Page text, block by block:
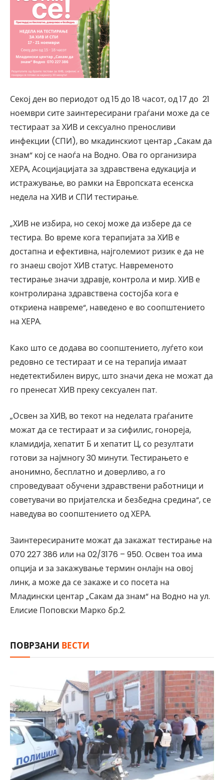
Секој ден во периодот од 15 до 18 часот, од 17 до 21
ноември сите заинтересирани граѓани може да се
тестираат за ХИВ и сексуално преносливи
инфекции (СПИ), во мкадинскиот центар „Сакам да
знам“ кој се наоѓа на Водно. Ова го организира
ХЕРА, Асоцијацијата за здравствена едукација и
истражување, во рамки на Европската есенска
недела на ХИВ и СПИ тестирање.
„ХИВ не избира, но секој може да избере да се
тестира. Во време кога терапијата за ХИВ е
достапна и ефективна, најголемиот ризик е да не
го знаеш својот ХИВ статус. Навременото
тестирање значи здравје, контрола и мир. ХИВ е
контролирана здравствена состојба кога е
откриена навреме“, наведено е во соопштението
на ХЕРА.
Како што се додава во соопштението, луѓето кои
редовно се тестираат и се на терапија имаат
недетектибилен вирус, што значи дека не можат да
го пренесат ХИВ преку сексуален пат.
„Освен за ХИВ, во текот на неделата граѓаните
можат да се тестираат и за сифилис, гонореја,
кламидија, хепатит Б и хепатит Ц, со резултати
готови за најмногу 30 минути. Тестирањето е
анонимно, бесплатно и доверливо, а го
спроведуваат обучени здравствени работници и
советувачи во пријателска и безбедна средина“, се
наведува во соопштението од ХЕРА.
Заинтересираните можат да закажат тестирање на
070 227 386 или на 02/3176 – 950. Освен тоа има
опција и за закажување термин онлајн на овој
линк, а може да се закаже и со посета на
Младински центар „Сакам да знам“ на Водно на ул.
Елисие Поповски Марко бр.2.
ПОВРЗАНИ ВЕСТИ